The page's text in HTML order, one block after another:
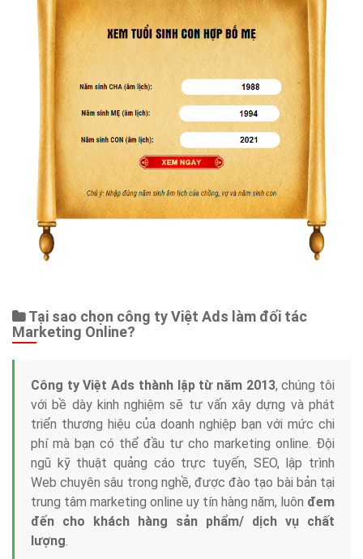
Tại sao chọn công ty Việt Ads làm đối tác
Marketing Online?
Công ty Việt Ads thành lập từ năm 2013, chúng tôi
với bề dày kinh nghiệm sẽ tư vấn xây dựng và phát
triển thương hiệu của doanh nghiệp bạn với mức chi
phí mà bạn có thể đầu tư cho marketing online. Đội
ngũ kỹ thuật quảng cáo trực tuyến, SEO, lập trình
Web chuyên sâu trong nghề, được đào tạo bài bản tại
trung tâm marketing online uy tín hàng năm, luôn đem
đến cho khách hàng sản phẩm/ dịch vụ chất
lượng.